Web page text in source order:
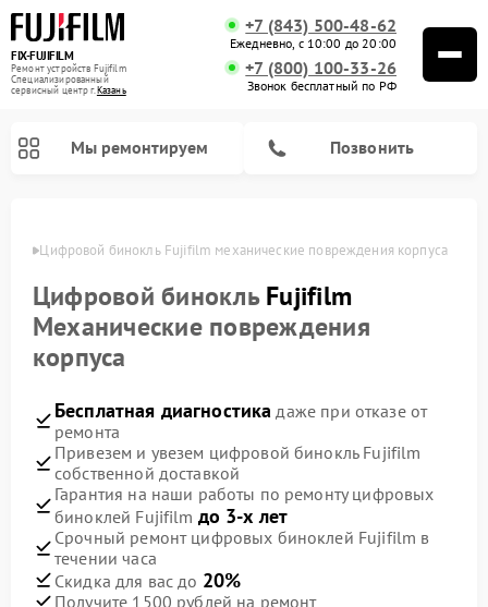
FIX-FUJIFILM
Ремонт устройств Fujifilm
Специализированный
cервисный центр г.Казань
+7 (843) 500-48-62
Ежедневно, с 10:00 до 20:00
+7 (800) 100-33-26
Звонок бесплатный по РФ
Мы ремонтируем Позвонить
Цифровой бинокль Fujifilm механические повреждения корпуса
Цифровой бинокльFujifilm
Механические повреждения
корпуса
Бесплатная диагностика даже при отказе от
ремонта
Привезем и увезем цифровой бинокль Fujifilm
собственной доставкой
Гарантия на наши работы по ремонту цифровых
биноклей Fujifilm до 3-х лет
Срочный ремонт цифровых биноклей Fujifilm в
течении часа
Скидка для вас до 20%
Получите 1500 рублей на ремонт